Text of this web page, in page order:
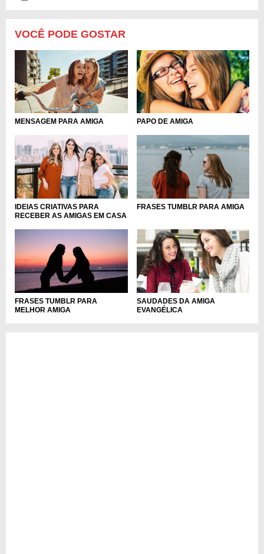
VOCÊ PODE GOSTAR
MENSAGEM PARA AMIGA PAPO DE AMIGA
IDEIAS CRIATIVAS PARA
RECEBER AS AMIGAS EM CASA
FRASES TUMBLR PARA AMIGA
FRASES TUMBLR PARA
MELHOR AMIGA
SAUDADES DA AMIGA
EVANGÉLICA